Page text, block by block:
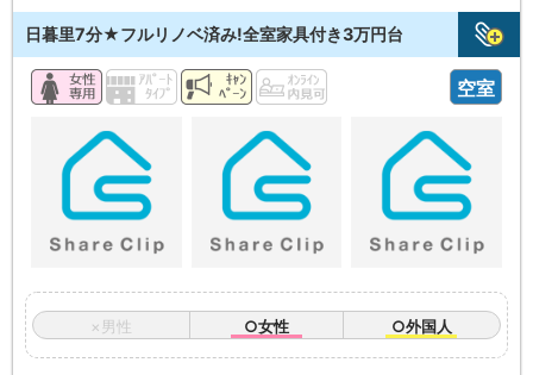
日暮里7分★フルリノベ済み!全室家具付き3万円台
空室
×男性 ○女性 ○外国人